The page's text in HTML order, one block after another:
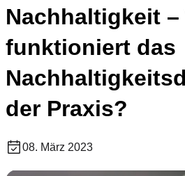
Nachhaltigkeit –
funktioniert das
der Praxis?
08. März 2023